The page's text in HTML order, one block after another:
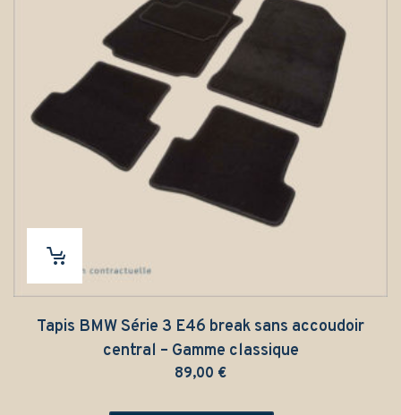
Tapis BMW Série 3 E46 break sans accoudoir
central – Gamme classique
89,00 €